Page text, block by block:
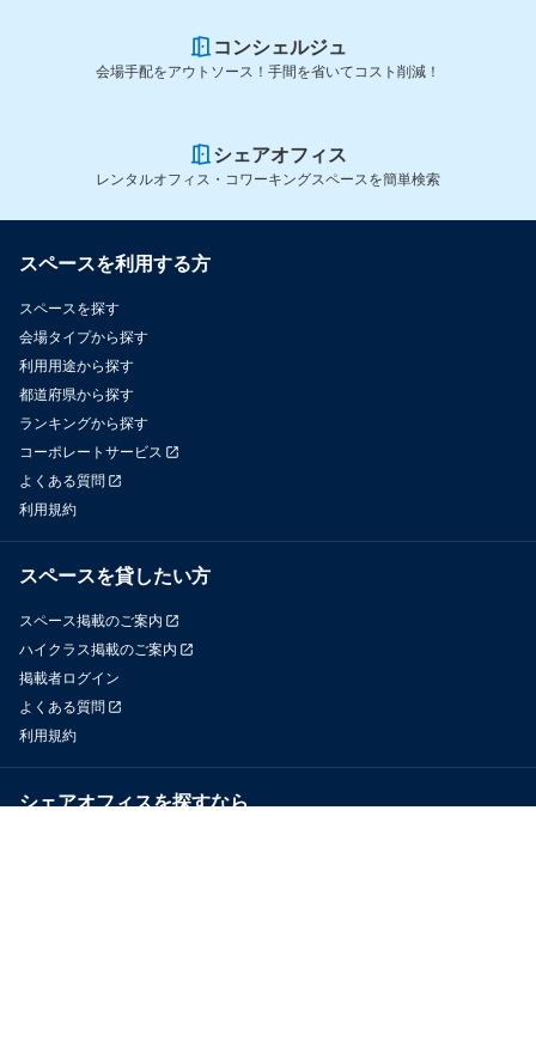
コンシェルジュ
会場手配をアウトソース！手間を省いてコスト削減！
シェアオフィス
レンタルオフィス・コワーキングスペースを簡単検索
スペースを利用する方
スペースを探す
会場タイプから探す
利用用途から探す
都道府県から探す
ランキングから探す
コーポレートサービス
よくある質問
利用規約
スペースを貸したい方
スペース掲載のご案内
ハイクラス掲載のご案内
掲載者ログイン
よくある質問
利用規約
シェアオフィスを探すなら